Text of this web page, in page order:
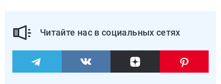
Читайте нас в социальных сетях